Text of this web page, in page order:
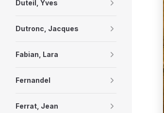
Duteil, Yves
Dutronc, Jacques
Fabian, Lara
Fernandel
Ferrat, Jean